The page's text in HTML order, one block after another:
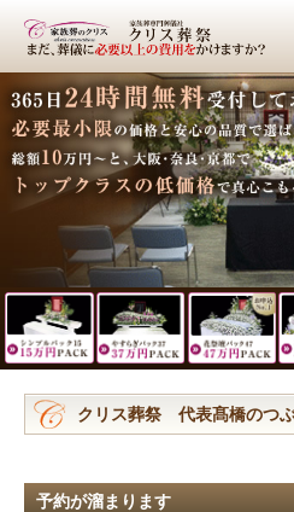
クリス葬祭 代表髙橋のつ
予約が溜まります